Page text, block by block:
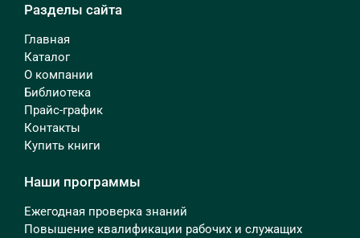
Разделы сайта
Главная
Каталог
О компании
Библиотека
Прайс-график
Контакты
Купить книги
Наши программы
Ежегодная проверка знаний
Повышение квалификации рабочих и служащих